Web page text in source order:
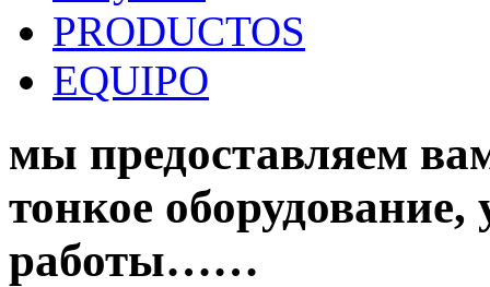
PRODUCTOS
EQUIPO
мы предоставляем
тонкое
работы……